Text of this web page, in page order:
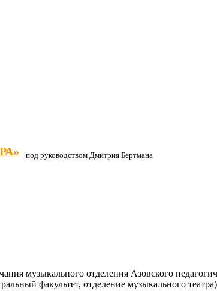
под руководством Дмитрия Бертмана
музыкального отделения Азовского
факультет, отделение музыкального